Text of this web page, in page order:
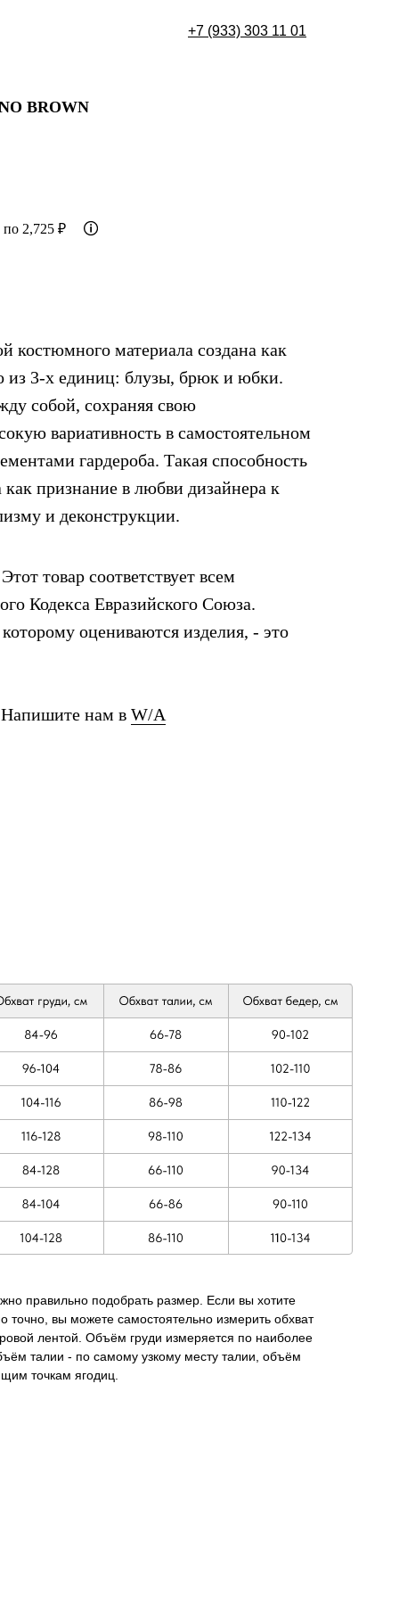
+7 (933) 303 11 01
BROWN
по 2,725 ₽
костюмного материала создана как
из 3-х единиц: блузы, брюк и юбки.
собой, сохраняя свою
вариативность в самостоятельном
гардероба. Такая способность
признание в любви дизайнера к
и деконструкции.
товар соответствует всем
Кодекса Евразийского Союза.
оцениваются изделия, - это
Напишите нам в W/A
правильно подобрать размер. Если вы хотите
точно, вы можете самостоятельно измерить обхват
лентой. Объём груди измеряется по наиболее
талии - по самому узкому месту талии, oбъём
точкам ягодиц.